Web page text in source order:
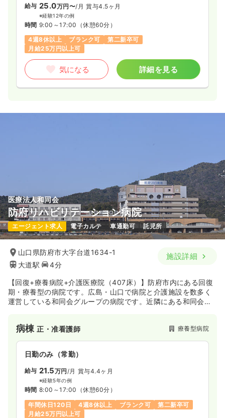
給与 25.0万円〜/月 賞与4.5ヶ月
※経験12年の例
時間 9:00～17:00 （休憩60分）
4週8休以上
ブランク可
第二新卒可
月給25万円以上可
気になる 詳細を見る
医療法人和同会
防府リハビリテーション病院
エージェント求人 電子カルテ 車通勤可 託児所
山口県防府市大字台道1634-1
大道駅
4分
施設詳細
【回復+療養病院+介護医療院（407床）】防府市内にある回復
期・療養型の病院です。広島・山口で病院と介護施設を数多く
運営している和同会グループの病院です。近隣にある和同会系
力を入れています。
病棟正・准看護師 療養型病院
日勤のみ（常勤）
給与 21.5万円/月 賞与4.4ヶ月
※経験5年の例
時間 8:00～17:00 （休憩60分）
年間休日120日
4週8休以上 ブランク可
第二新卒可
月給25万円以上可